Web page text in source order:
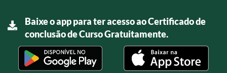
Baixe o app para ter acesso ao Certificado de
conclusão de Curso Gratuitamente.